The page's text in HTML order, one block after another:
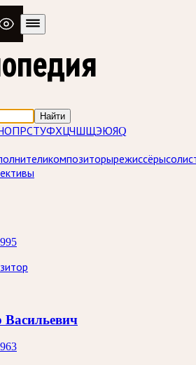
Найти
ОПРСТУФХЦЧШЩЭЮЯQ
композиторырежиссёры
Васильевич